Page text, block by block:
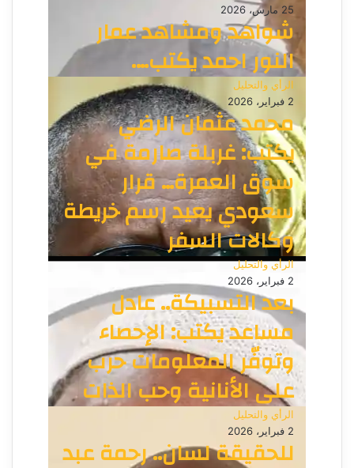
25 مارس، 2026
شواهد ومشاهد عمار
النور احمد يكتب….
الرأي والتحليل
2 فبراير، 2026
محمد عثمان الرضي
يكتب: غربلة صارمة في
سوق العمرة… قرار
سعودي يعيد رسم خريطة
وكالات السفر
الرأي والتحليل
2 فبراير، 2026
بعد التسبيكة.. عادل
مساعد يكتب: الإحصاء
وتوفّر المعلومات حرب
على الأنانية وحب الذات
الرأي والتحليل
2 فبراير، 2026
للحقيقة لسان.. رحمة عبد